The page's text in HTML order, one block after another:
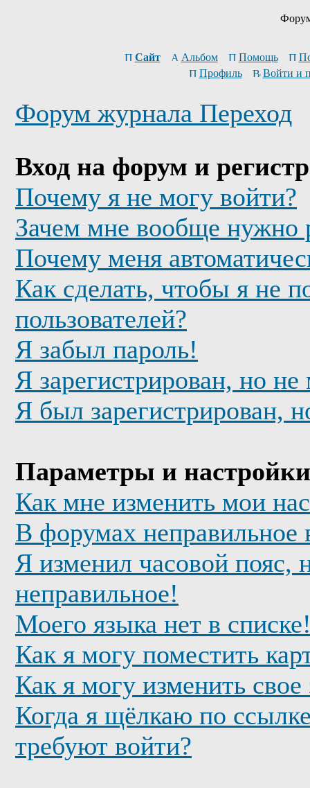
Сайт Альбом Помощь
Профиль
Войти и
Форум журнала Переход
Вход на форум и
Почему я не могу войти?
Зачем мне вообще нужно
Почему меня
Как сделать, чтобы я не
пользователей?
Я забыл пароль!
Я зарегистрирован, но
Я был зарегистрирован,
Параметры и настройки
Как мне изменить мои
В форумах неправильное
Я изменил часовой пояс,
неправильное!
Моего языка нет в
Как я могу поместить
Как я могу изменить свое
Когда я щёлкаю по
требуют войти?